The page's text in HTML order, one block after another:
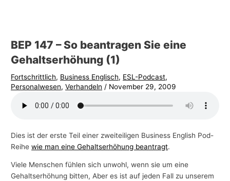
BEP 147 – So beantragen Sie eine
Gehaltserhöhung (1)
Fortschrittlich, Business Englisch, ESL-Podcast,
Personalwesen,Verhandeln / November 29, 2009
Dies ist der erste Teil einer zweiteiligen Business English Pod-
Reihewie man eine Gehaltserhöhung beantragt.
Viele Menschen fühlen sich unwohl, wenn sie um eine
Gehaltserhöhung bitten, Aber es ist auf jeden Fall zu unserem
i
s
c
h
h
e
m
e